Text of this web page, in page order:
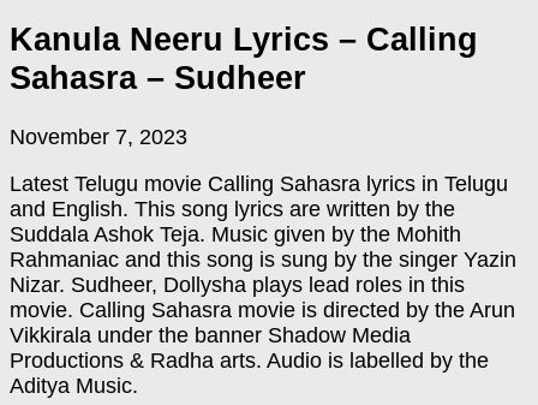
Kanula Neeru Lyrics – Calling
Sahasra – Sudheer
November 7, 2023
Latest Telugu movie Calling Sahasra lyrics in Telugu
and English. This song lyrics are written by the
Suddala Ashok Teja. Music given by the Mohith
Rahmaniac and this song is sung by the singer Yazin
Nizar. Sudheer, Dollysha plays lead roles in this
movie. Calling Sahasra movie is directed by the Arun
Vikkirala under the banner Shadow Media
Productions & Radha arts. Audio is labelled by the
Aditya Music.